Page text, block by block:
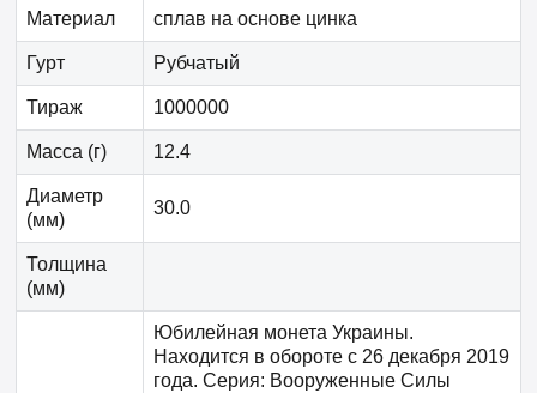
Материал сплав на основе цинка
Гурт Рубчатый
Тираж 1000000
Масса (г) 12.4
Диаметр
(мм)
30.0
Толщина
(мм)
Юбилейная монета Украины.
Находится в обороте с 26 декабря 2019
года. Серия: Вооруженные Силы